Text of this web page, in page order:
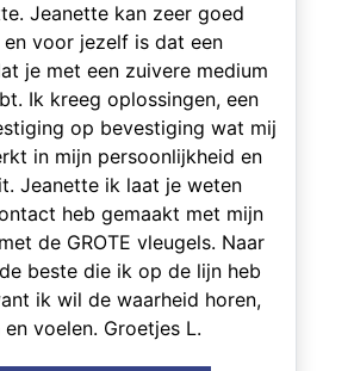
Jeanette kan zeer goed
en voor jezelf is dat een
je met een zuivere medium
Ik kreeg oplossingen, een
op bevestiging wat mij
in mijn persoonlijkheid en
Jeanette ik laat je weten
heb gemaakt met mijn
de GROTE vleugels. Naar
beste die ik op de lijn heb
ik wil de waarheid horen,
voelen. Groetjes L.